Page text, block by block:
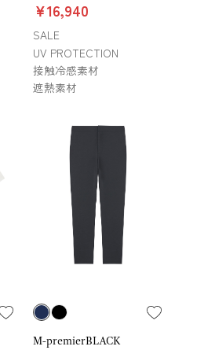
￥16,940
SALE
UV PROTECTION
接触冷感素材
遮熱素材
M-premierBLACK